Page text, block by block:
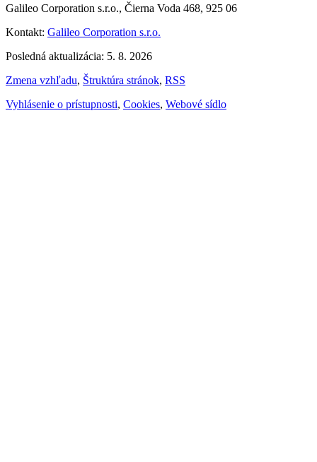
Galileo Corporation s.r.o., Čierna Voda 468, 925 06
Kontakt: Galileo Corporation s.r.o.
Posledná aktualizácia: 5. 8. 2026
Zmena vzhľadu, Štruktúra stránok, RSS
Vyhlásenie o prístupnosti, Cookies, Webové sídlo